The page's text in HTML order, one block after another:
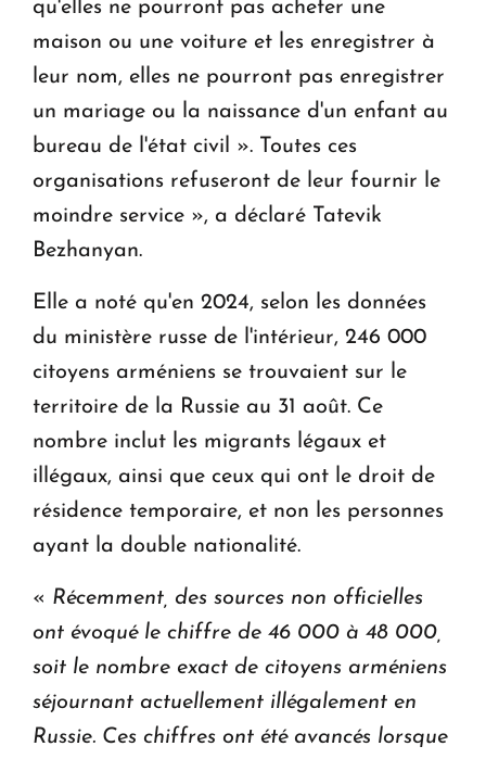
qu'elles ne pourront pas acheter une
maison ou une voiture et les enregistrer à
leur nom, elles ne pourront pas enregistrer
un mariage ou la naissance d'un enfant au
bureau de l'état civil ». Toutes ces
organisations refuseront de leur fournir le
moindre service », a déclaré Tatevik
Bezhanyan.
Elle a noté qu'en 2024, selon les données
du ministère russe de l'intérieur, 246 000
citoyens arméniens se trouvaient sur le
territoire de la Russie au 31 août. Ce
nombre inclut les migrants légaux et
illégaux, ainsi que ceux qui ont le droit de
résidence temporaire, et non les personnes
ayant la double nationalité.
« Récemment, des sources non officielles
ont évoqué le chiffre de 46 000 à 48 000,
soit le nombre exact de citoyens arméniens
séjournant actuellement illégalement en
Russie. Ces chiffres ont été avancés lorsque